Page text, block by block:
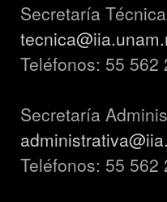
Secretaría
Teléfonos: 55 562
Secretaría
Teléfonos: 55 562